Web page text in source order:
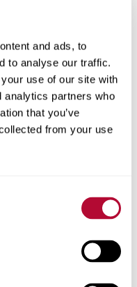
and ads, to
to analyse our traffic.
use of our site with
analytics partners who
that you’ve
from your use